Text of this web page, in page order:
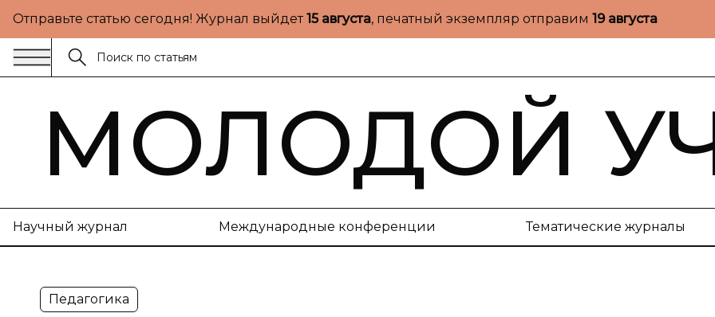
Отправьте статью сегодня! Журнал выйдет15 августа, печатный экземпляр отправим 19 августа
МОЛОДОЙ
Научный журнал Международные конференции Тематические журналы
Педагогика